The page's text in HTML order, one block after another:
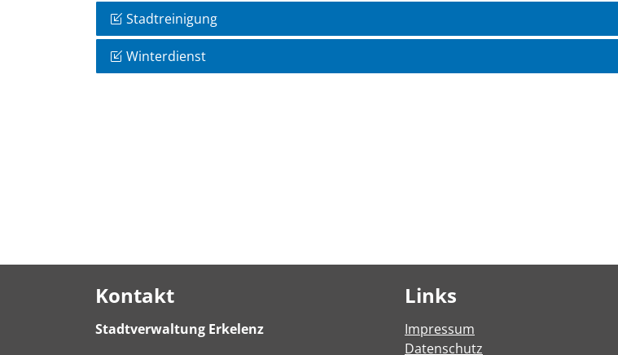
Stadtreinigung
Winterdienst
Kontakt
Stadtverwaltung Erkelenz
Links
Impressum
Datenschutz